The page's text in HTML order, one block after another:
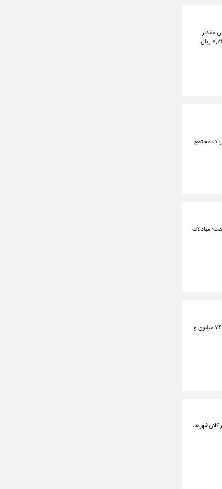
بیشترین مقدار
۲۹۴,۲۵۰,۰۰۰ ریال و در کمترین مقدار ۲۸۷,۲۶۰,۰۰۰ ریال معامله شد. طلا آبشده نقدی به نسبت روز گذشته ۷,۲۴۰,۰۰۰ ریال
مجتمع
مبادلات
امروز در بازار آزاد قیمت طلای ۱۸عیار هر گرم ۶ میلیون و ۶۳۹ هزار تومان و قیمت سکه تمام‌بهار آزادی طرح جدید ۷۴ میلیون و